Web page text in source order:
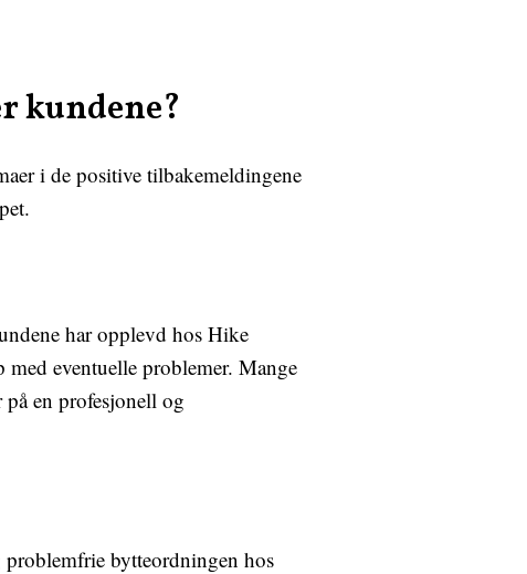
kundene?
i de positive tilbakemeldingene
har opplevd hos Hike
eventuelle problemer. Mange
en profesjonell og
bytteordningen hos